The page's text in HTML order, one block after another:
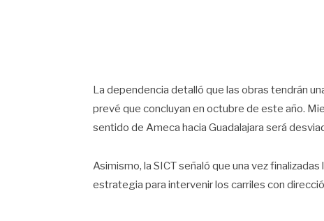
La dependencia detalló que las obras tendrán
prevé que concluyan en octubre de este año.
sentido de Ameca hacia Guadalajara será
Asimismo, la SICT señaló que una vez
estrategia para intervenir los carriles con